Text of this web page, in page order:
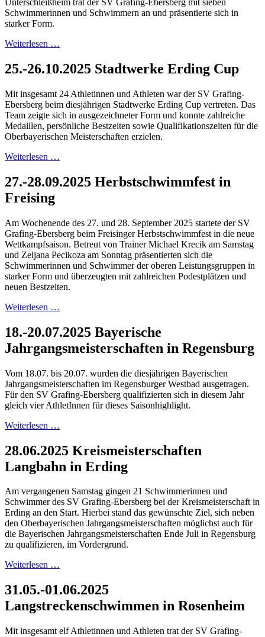
Unterschleißheim trat der SV Grafing-Ebersberg mit sieben
Schwimmerinnen und Schwimmern an und präsentierte sich in
starker Form.
Weiterlesen …
25.-26.10.2025 Stadtwerke Erding Cup
Mit insgesamt 24 Athletinnen und Athleten war der SV Grafing-
Ebersberg beim diesjährigen Stadtwerke Erding Cup vertreten. Das
Team zeigte sich in ausgezeichneter Form und konnte zahlreiche
Medaillen, persönliche Bestzeiten sowie Qualifikationszeiten für die
Oberbayerischen Meisterschaften erzielen.
Weiterlesen …
27.-28.09.2025 Herbstschwimmfest in
Freising
Am Wochenende des 27. und 28. September 2025 startete der SV
Grafing-Ebersberg beim Freisinger Herbstschwimmfest in die neue
Wettkampfsaison. Betreut von Trainer Michael Krecik am Samstag
und Zeljana Pecikoza am Sonntag präsentierten sich die
Schwimmerinnen und Schwimmer der oberen Leistungsgruppen in
starker Form und überzeugten mit zahlreichen Podestplätzen und
neuen Bestzeiten.
Weiterlesen …
18.-20.07.2025 Bayerische
Jahrgangsmeisterschaften in Regensburg
Vom 18.07. bis 20.07. wurden die diesjährigen Bayerischen
Jahrgangsmeisterschaften im Regensburger Westbad ausgetragen.
Für den SV Grafing-Ebersberg qualifizierten sich in diesem Jahr
gleich vier AthletInnen für dieses Saisonhighlight.
Weiterlesen …
28.06.2025 Kreismeisterschaften
Langbahn in Erding
Am vergangenen Samstag gingen 21 Schwimmerinnen und
Schwimmer des SV Grafing-Ebersberg bei der Kreismeisterschaft in
Erding an den Start. Hierbei stand das gewünschte Ziel, sich neben
den Oberbayerischen Jahrgangsmeisterschaften möglichst auch für
die Bayerischen Jahrgangsmeisterschaften Ende Juli in Regensburg
zu qualifizieren, im Vordergrund.
Weiterlesen …
31.05.-01.06.2025
Langstreckenschwimmen in Rosenheim
Mit insgesamt elf Athletinnen und Athleten trat der SV Grafing-